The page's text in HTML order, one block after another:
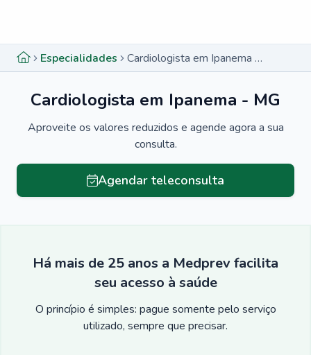
Especialidades Cardiologista em Ipanema - MG
Cardiologista em Ipanema - MG
Aproveite os valores reduzidos e agende agora a sua
consulta.
Agendar teleconsulta
Há mais de 25 anos a Medprev facilita
seu acesso à saúde
O princípio é simples: pague somente pelo serviço
utilizado, sempre que precisar.